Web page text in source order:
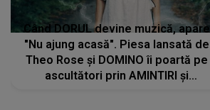
Când DORUL devine muzică, apare
"Nu ajung acasă". Piesa lansată de
Theo Rose și DOMINO îi poartă pe
ascultători prin AMINTIRI și